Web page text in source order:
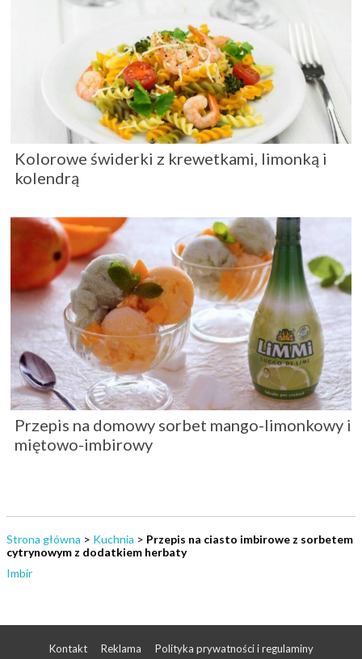
Kolorowe świderki z krewetkami, limonką i
kolendrą
Przepis na domowy sorbet mango-limonkowy i
miętowo-imbirowy
Strona główna > Kuchnia > Przepis na ciasto imbirowe z sorbetem
cytrynowym z dodatkiem herbaty
Imbir
Kontakt Reklama Polityka prywatności i regulaminy